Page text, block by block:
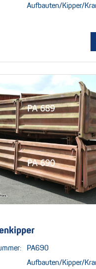
Aufbauten/Kipper/
PA690
Aufbauten/Kipper/